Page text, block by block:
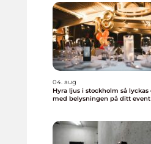
04. aug
Hyra ljus i stockholm så lyckas du
med belysningen på ditt event